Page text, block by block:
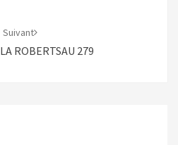
Suivant
ROBERTSAU 279